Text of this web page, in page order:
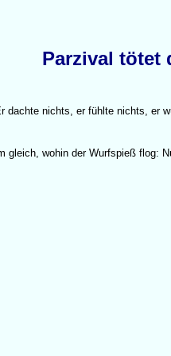
Parzival tötet
dachte nichts, er fühlte nichts, er
wohin der Wurfspieß flog: